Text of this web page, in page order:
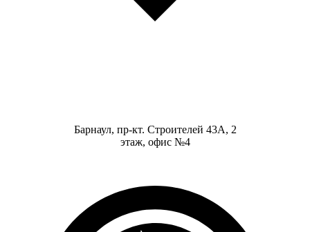
Барнаул, пр-кт. Строителей 43А, 2
этаж, офис №4